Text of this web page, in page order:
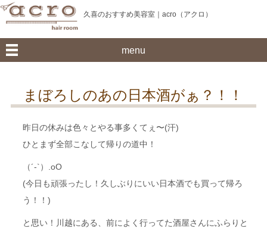
久喜のおすすめ美容室｜acro（アクロ）
menu
まぼろしのあの日本酒がぁ？！！
昨日の休みは色々とやる事多くてぇ〜(汗)
ひとまず全部こなして帰りの道中！
（´-`）.oO
(今日も頑張ったし！久しぶりにいい日本酒でも買って帰ろ
う！！)
と思い！川越にある、前によく行ってた酒屋さんにふらりと